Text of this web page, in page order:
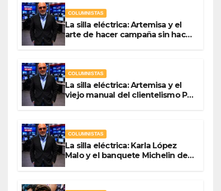
COLUMNISTAS
La silla eléctrica: Artemisa y el
arte de hacer campaña sin hacer
COLUMNISTAS
La silla eléctrica: Artemisa y el
viejo manual del clientelismo Por
COLUMNISTAS
La silla eléctrica: Karla López
Malo y el banquete Michelin del